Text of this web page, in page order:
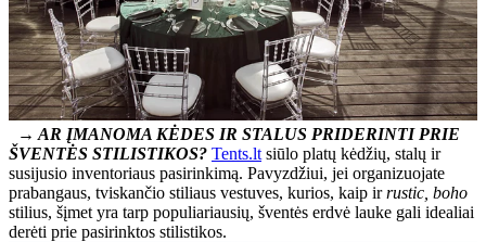
→ AR ĮMANOMA KĖDES IR STALUS PRIDERINTI PRIE
ŠVENTĖS STILISTIKOS? Tents.lt siūlo platų kėdžių, stalų ir
susijusio inventoriaus pasirinkimą. Pavyzdžiui, jei organizuojate
prabangaus, tviskančio stiliaus vestuves, kurios, kaip irrustic, boho
stilius, šįmet yra tarp populiariausių, šventės erdvė lauke gali idealiai
derėti prie pasirinktos stilistikos.